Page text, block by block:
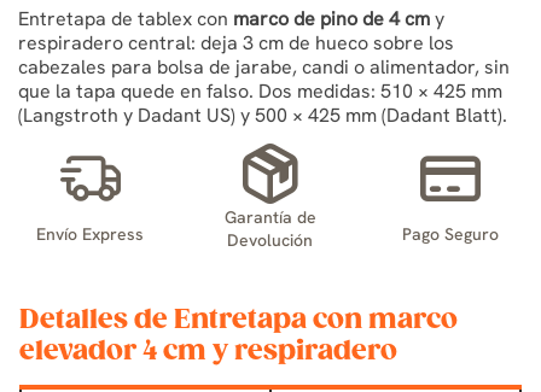
Entretapa de tablex con marco de pino de 4 cmy
respiradero central: deja 3 cm de hueco sobre los
cabezales para bolsa de jarabe, candi o alimentador, sin
que la tapa quede en falso. Dos medidas: 510 × 425 mm
(Langstroth y Dadant US) y 500 × 425 mm (Dadant Blatt).
Envío Express
Garantía de
Devolución
Pago Seguro
Detalles de Entretapa con marco
elevador 4 cm y respiradero